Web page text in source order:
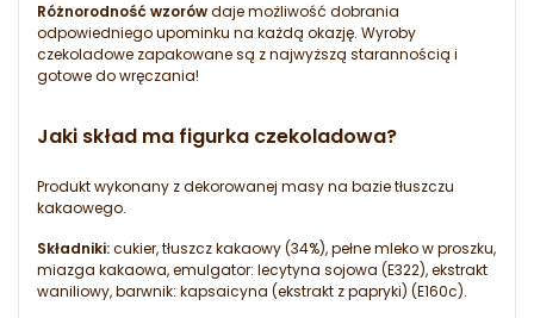
Różnorodność wzorówdaje możliwość dobrania
odpowiedniego upominku na każdą okazję. Wyroby
czekoladowe zapakowane są z najwyższą starannością i
gotowe do wręczania!
Jaki skład ma figurka czekoladowa?
Produkt wykonany z dekorowanej masy na bazie tłuszczu
kakaowego.
Składniki:cukier, tłuszcz kakaowy (34%), pełne mleko w proszku,
miazga kakaowa, emulgator: lecytyna sojowa (E322), ekstrakt
waniliowy, barwnik: kapsaicyna (ekstrakt z papryki) (E160c).